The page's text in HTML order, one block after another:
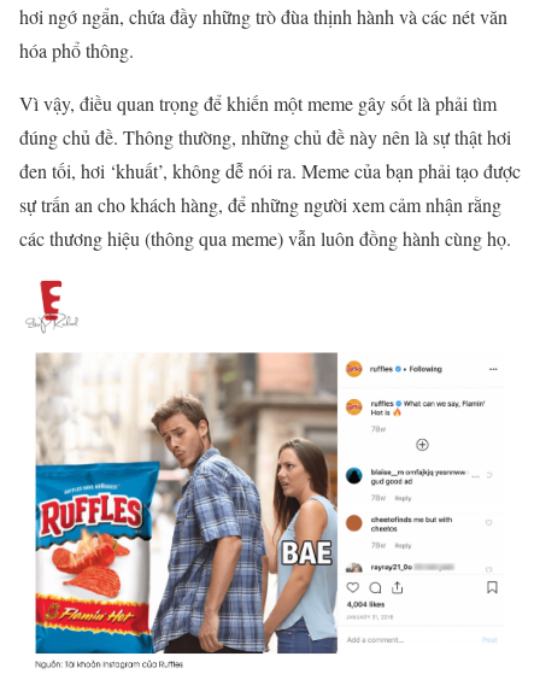
hơi ngớ ngẩn, chứa đầy những trò đùa thịnh hành và các nét văn
hóa phổ thông.
Vì vậy, điều quan trọng để khiến một meme gây sốt là phải tìm
đúng chủ đề. Thông thường, những chủ đề này nên là sự thật hơi
đen tối, hơi ‘khuất’, không dễ nói ra. Meme của bạn phải tạo được
sự trấn an cho khách hàng, để những người xem cảm nhận rằng
các thương hiệu (thông qua meme) vẫn luôn đồng hành cùng họ.